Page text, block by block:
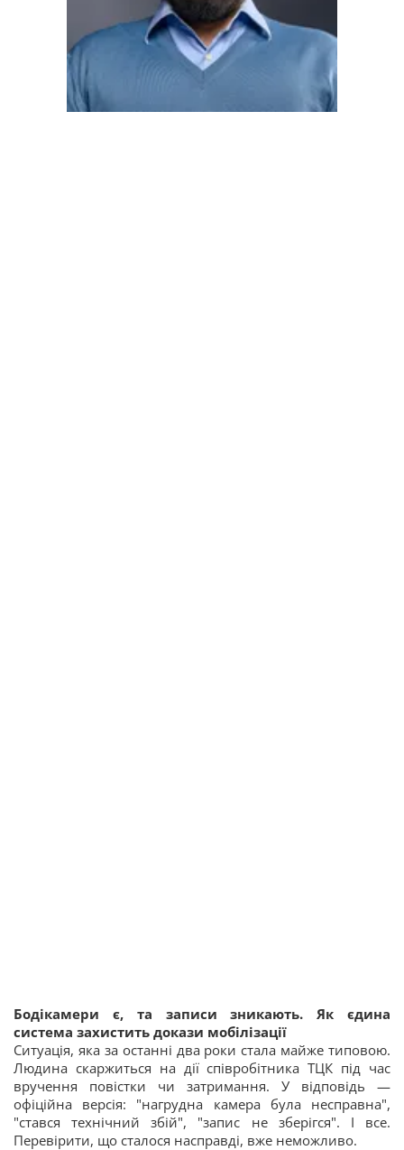
Бодікамери є, та записи зникають. Як єдина
система захистить докази мобілізації
Ситуація, яка за останні два роки стала майже типовою.
Людина скаржиться на дії співробітника ТЦК під час
вручення повістки чи затримання. У відповідь —
офіційна версія: "нагрудна камера була несправна",
"стався технічний збій", "запис не зберігся". І все.
Перевірити, що сталося насправді, вже неможливо.